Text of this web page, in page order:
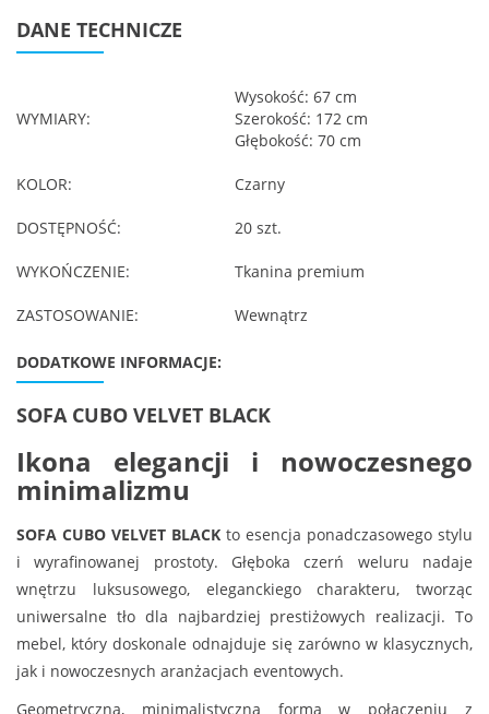
DANE TECHNICZE
WYMIARY:
Wysokość: 67 cm
Szerokość: 172 cm
Głębokość: 70 cm
KOLOR: Czarny
DOSTĘPNOŚĆ: 20 szt.
WYKOŃCZENIE: Tkanina premium
ZASTOSOWANIE: Wewnątrz
DODATKOWE INFORMACJE:
SOFA CUBO VELVET BLACK
Ikona elegancji i nowoczesnego
minimalizmu
SOFA CUBO VELVET BLACK to esencja ponadczasowego stylu
i wyrafinowanej prostoty. Głęboka czerń weluru nadaje
wnętrzu luksusowego, eleganckiego charakteru, tworząc
uniwersalne tło dla najbardziej prestiżowych realizacji. To
mebel, który doskonale odnajduje się zarówno w klasycznych,
jak i nowoczesnych aranżacjach eventowych.
Geometryczna, minimalistyczna forma w połączeniu z